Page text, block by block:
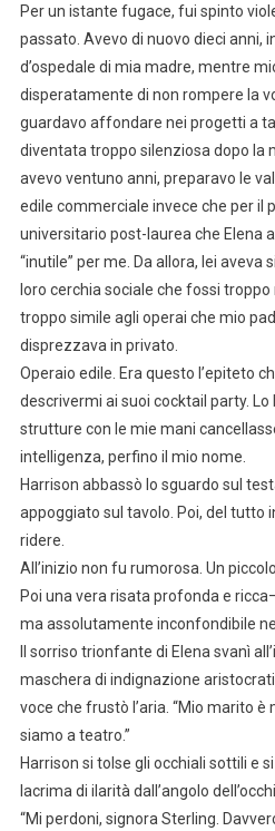
Per un istante fugace, fui spinto
passato. Avevo di nuovo dieci anni,
d’ospedale di mia madre, mentre
disperatamente di non rompere la
guardavo affondare nei progetti a
diventata troppo silenziosa dopo la
avevo ventuno anni, preparavo le
edile commerciale invece che per il
universitario post-laurea che Elena
“inutile” per me. Da allora, lei
loro cerchia sociale che fossi
troppo simile agli operai che mio
disprezzava in privato.
Operaio edile. Era questo l’epiteto
descrivermi ai suoi cocktail party.
strutture con le mie mani
intelligenza, perfino il mio nome.
Harrison abbassò lo sguardo sul
appoggiato sul tavolo. Poi, del tutto
ridere.
All’inizio non fu rumorosa. Un
Poi una vera risata profonda e
ma assolutamente inconfondibile
Il sorriso trionfante di Elena svanì
maschera di indignazione
voce che frustò l’aria. “Mio marito
siamo a teatro.”
Harrison si tolse gli occhiali sottili e
lacrima di ilarità dall’angolo
“Mi perdoni, signora Sterling.